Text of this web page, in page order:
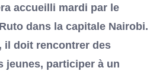
accueilli mardi par le
dans la capitale Nairobi.
il doit rencontrer des
jeunes, participer à un